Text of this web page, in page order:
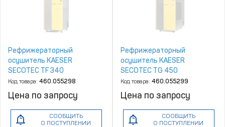
Рефрижераторный
осушитель KAESER
SECOTEC TF 340
Код товара: 460.055298
Цена по запросу
СООБЩИТЬ
О ПОСТУПЛЕНИИ
Рефрижераторный
осушитель KAESER
SECOTEC TG 450
Код товара: 460.055299
Цена по запросу
СООБЩИТЬ
О ПОСТУПЛЕНИИ